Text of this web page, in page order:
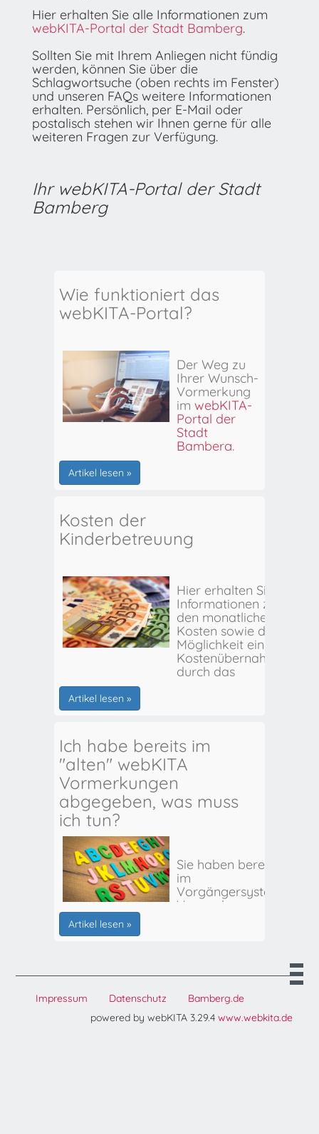
Hier erhalten Sie alle Informationen zum
webKITA-Portal der Stadt Bamberg.
Sollten Sie mit Ihrem Anliegen nicht fündig
werden, können Sie über die
Schlagwortsuche (oben rechts im Fenster)
und unseren FAQs weitere Informationen
erhalten. Persönlich, per E-Mail oder
postalisch stehen wir Ihnen gerne für alle
weiteren Fragen zur Verfügung.
Ihr webKITA-Portal der Stadt
Bamberg
Wie funktioniert das
webKITA-Portal?
Der Weg zu
Ihrer Wunsch-
Vormerkung
im webKITA-
Portal der
Stadt
Bamberg.
Artikel lesen »
Kosten der
Kinderbetreuung
Hier erhalten Sie
Informationen zu
den monatlichen
Kosten sowie der
Möglichkeit einer
Kostenübernahme
durch das
Artikel lesen »
Ich habe bereits im
"alten" webKITA
Vormerkungen
abgegeben, was muss
ich tun?
Sie haben bereits
im
Vorgängersystem
Vormerkungen
Artikel lesen »
Impressum Datenschutz
Bamberg.de
powered by webKITA 3.29.4 www.webkita.de